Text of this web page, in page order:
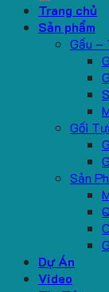
Trang chủ
Sản phẩm
Gấu –
Gối
Sản
Dự Án
Video